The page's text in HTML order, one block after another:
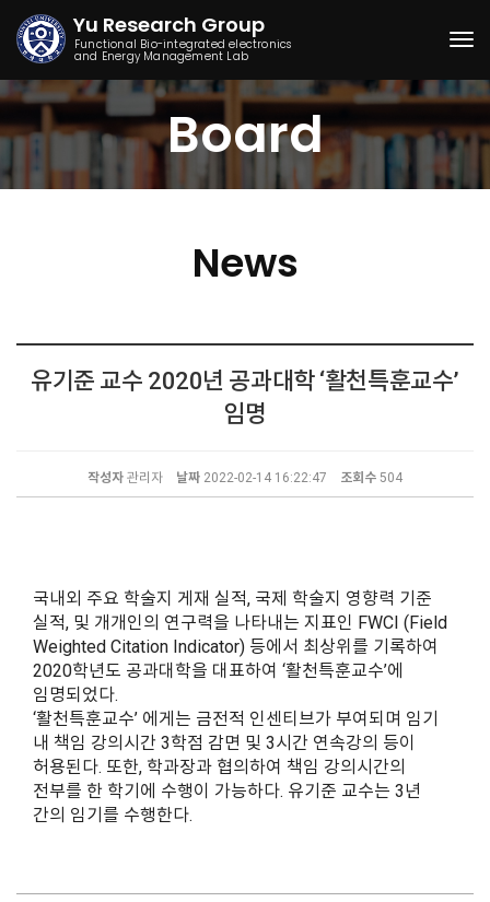
Yu Research Group
Functional Bio-integrated electronics
and Energy Management Lab
Board
News
유기준 교수 2020년 공과대학 ‘활천특훈교수’
임명
작성자 관리자 날짜 2022-02-14 16:22:47 조회수 504
국내외 주요 학술지 게재 실적, 국제 학술지 영향력 기준
실적, 및 개개인의 연구력을 나타내는 지표인 FWCI (Field
Weighted Citation Indicator) 등에서 최상위를 기록하여
2020학년도 공과대학을 대표하여 ‘활천특훈교수’에
임명되었다.
‘활천특훈교수’ 에게는 금전적 인센티브가 부여되며 임기
내 책임 강의시간 3학점 감면 및 3시간 연속강의 등이
허용된다. 또한, 학과장과 협의하여 책임 강의시간의
전부를 한 학기에 수행이 가능하다. 유기준 교수는 3년
간의 임기를 수행한다.